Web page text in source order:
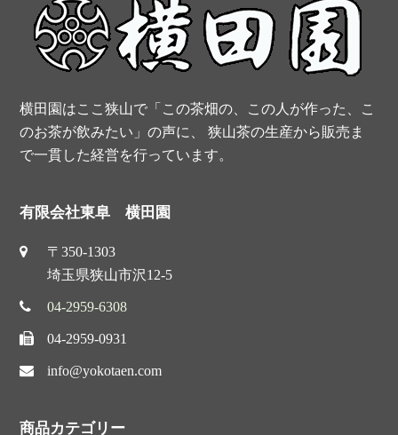
k
s
t
横田園はここ狭山で「この茶畑の、この人が作った、こ
のお茶が飲みたい」の声に、 狭山茶の生産から販売ま
で一貫した経営を行っています。
有限会社東阜 横田園
〒350-1303
埼玉県狭山市沢12-5
04-2959-6308
04-2959-0931
info@yokotaen.com
商品カテゴリー